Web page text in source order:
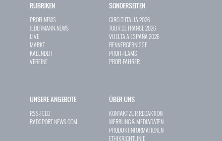
RUBRIKEN
PROFI-NEWS
JEDERMANN-NEWS
LIVE
MARKT
KALENDER
VEREINE
SONDERSEITEN
GIRO D`ITALIA 2026
TOUR DE FRANCE 2026
VUELTA A ESPAÑA 2026
RENNERGEBNISSE
PROFI-TEAMS
PROFI-FAHRER
UNSERE ANGEBOTE
RSS-FEED
RADSPORT-NEWS.COM
ÜBER UNS
KONTAKT ZUR REDAKTION
WERBUNG & MEDIADATEN
PRODUKTINFORMATIONEN
ETHIKRICHTLINIE